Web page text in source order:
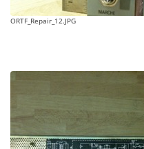
ORTF_Repair_12.JPG